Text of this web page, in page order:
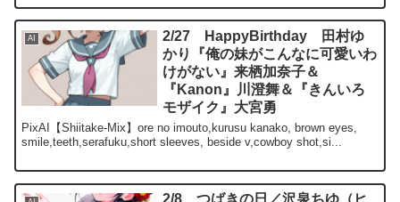
AI
2/27 HappyBirthday 田村ゆ
かり『俺の妹がこんなに可愛いわ
けがない』来栖加奈子＆
『Kanon』川澄舞＆『きんいろ
モザイク』大宮勇
PixAI【Shiitake-Mix】ore no imouto,kurusu kanako, brown eyes,
smile,teeth,serafuku,short sleeves, beside v,cowboy shot,si...
2/8 つばきの日／沢泉ちゆ（ヒ